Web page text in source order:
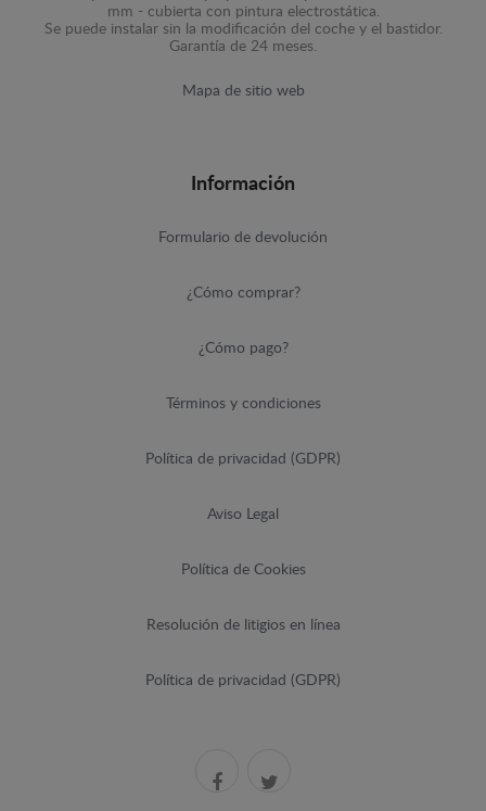
mm - cubierta con pintura electrostática.
Se puede instalar sin la modificación del coche y el bastidor.
Garantía de 24 meses.
Mapa de sitio web
Información
Formulario de devolución
¿Cómo comprar?
¿Cómo pago?
Términos y condiciones
Política de privacidad (GDPR)
Aviso Legal
Política de Cookies
Resolución de litigios en línea
Política de privacidad (GDPR)